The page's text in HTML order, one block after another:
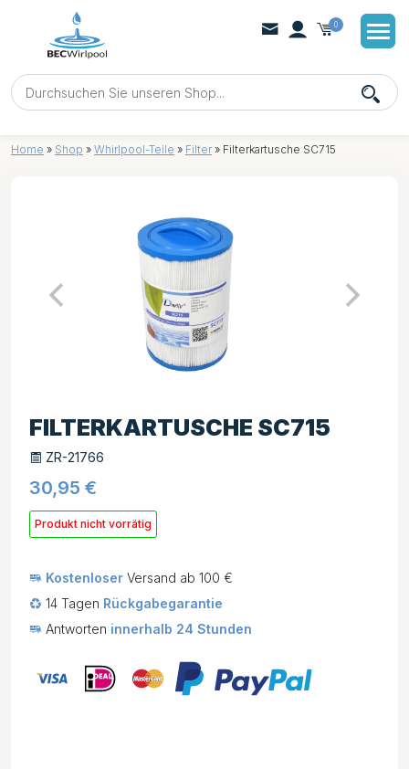
0
Home » Shop » Whirlpool-Teile » Filter » Filterkartusche SC715
FILTERKARTUSCHE SC715
ZR-21766
30,95 €
Produkt nicht vorrätig
Kostenloser Versand ab 100 €
14 Tagen Rückgabegarantie
Antworten innerhalb 24 Stunden